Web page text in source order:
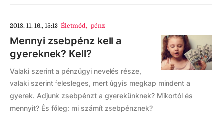
2018. 11. 16., 15:13 Életmód, pénz
Mennyi zsebpénz kell a
gyereknek? Kell?
Valaki szerint a pénzügyi nevelés része,
valaki szerint felesleges, mert úgyis megkap mindent a
gyerek. Adjunk zsebpénzt a gyerekünknek? Mikortól és
mennyit? És főleg: mi számít zsebpénznek?